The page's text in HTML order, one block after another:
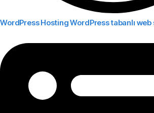
WordPress HostingWordPress tabanlı web